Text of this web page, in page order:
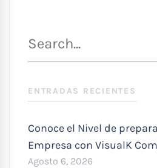
para
ENTRADAS RECIENTES
Conoce el Nivel de
Empresa con VisualK
Agosto 6, 2026